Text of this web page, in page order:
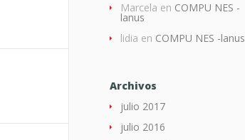
Marcela en COMPU NES -
lanus
lidia en COMPU NES -lanus
Archivos
julio 2017
julio 2016